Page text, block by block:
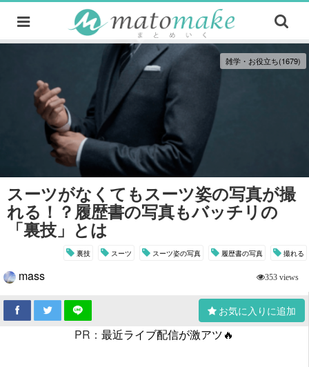
雑学・お役立ち(1679)
スーツがなくてもスーツ姿の写真が撮
れる！？履歴書の写真もバッチリの
「裏技」とは
裏技 スーツ スーツ姿の写真 履歴書の写真 撮れる
mass 353 views
お気に入りに追加
PR： 最近ライブ配信が激アツ🔥